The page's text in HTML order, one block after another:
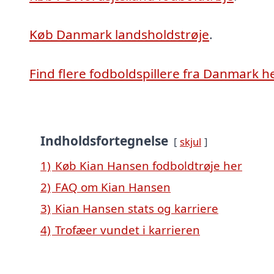
Køb Danmark landsholdstrøje.
Find flere fodboldspillere fra Danmark
Indholdsfortegnelse skjul
1) Køb Kian Hansen fodboldtrøje her
2) FAQ om Kian Hansen
3) Kian Hansen stats og karriere
4) Trofæer vundet i karrieren